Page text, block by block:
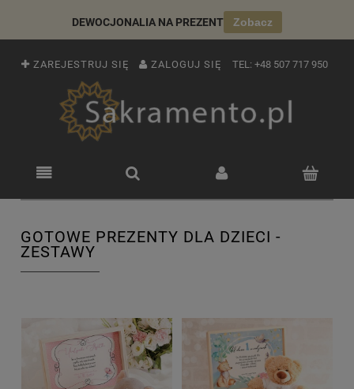
DEWOCJONALIA NA PREZENT Zobacz
ZAREJESTRUJ SIĘ ZALOGUJ SIĘ TEL: +48 507 717 950
GOTOWE PREZENTY DLA DZIECI -
ZESTAWY